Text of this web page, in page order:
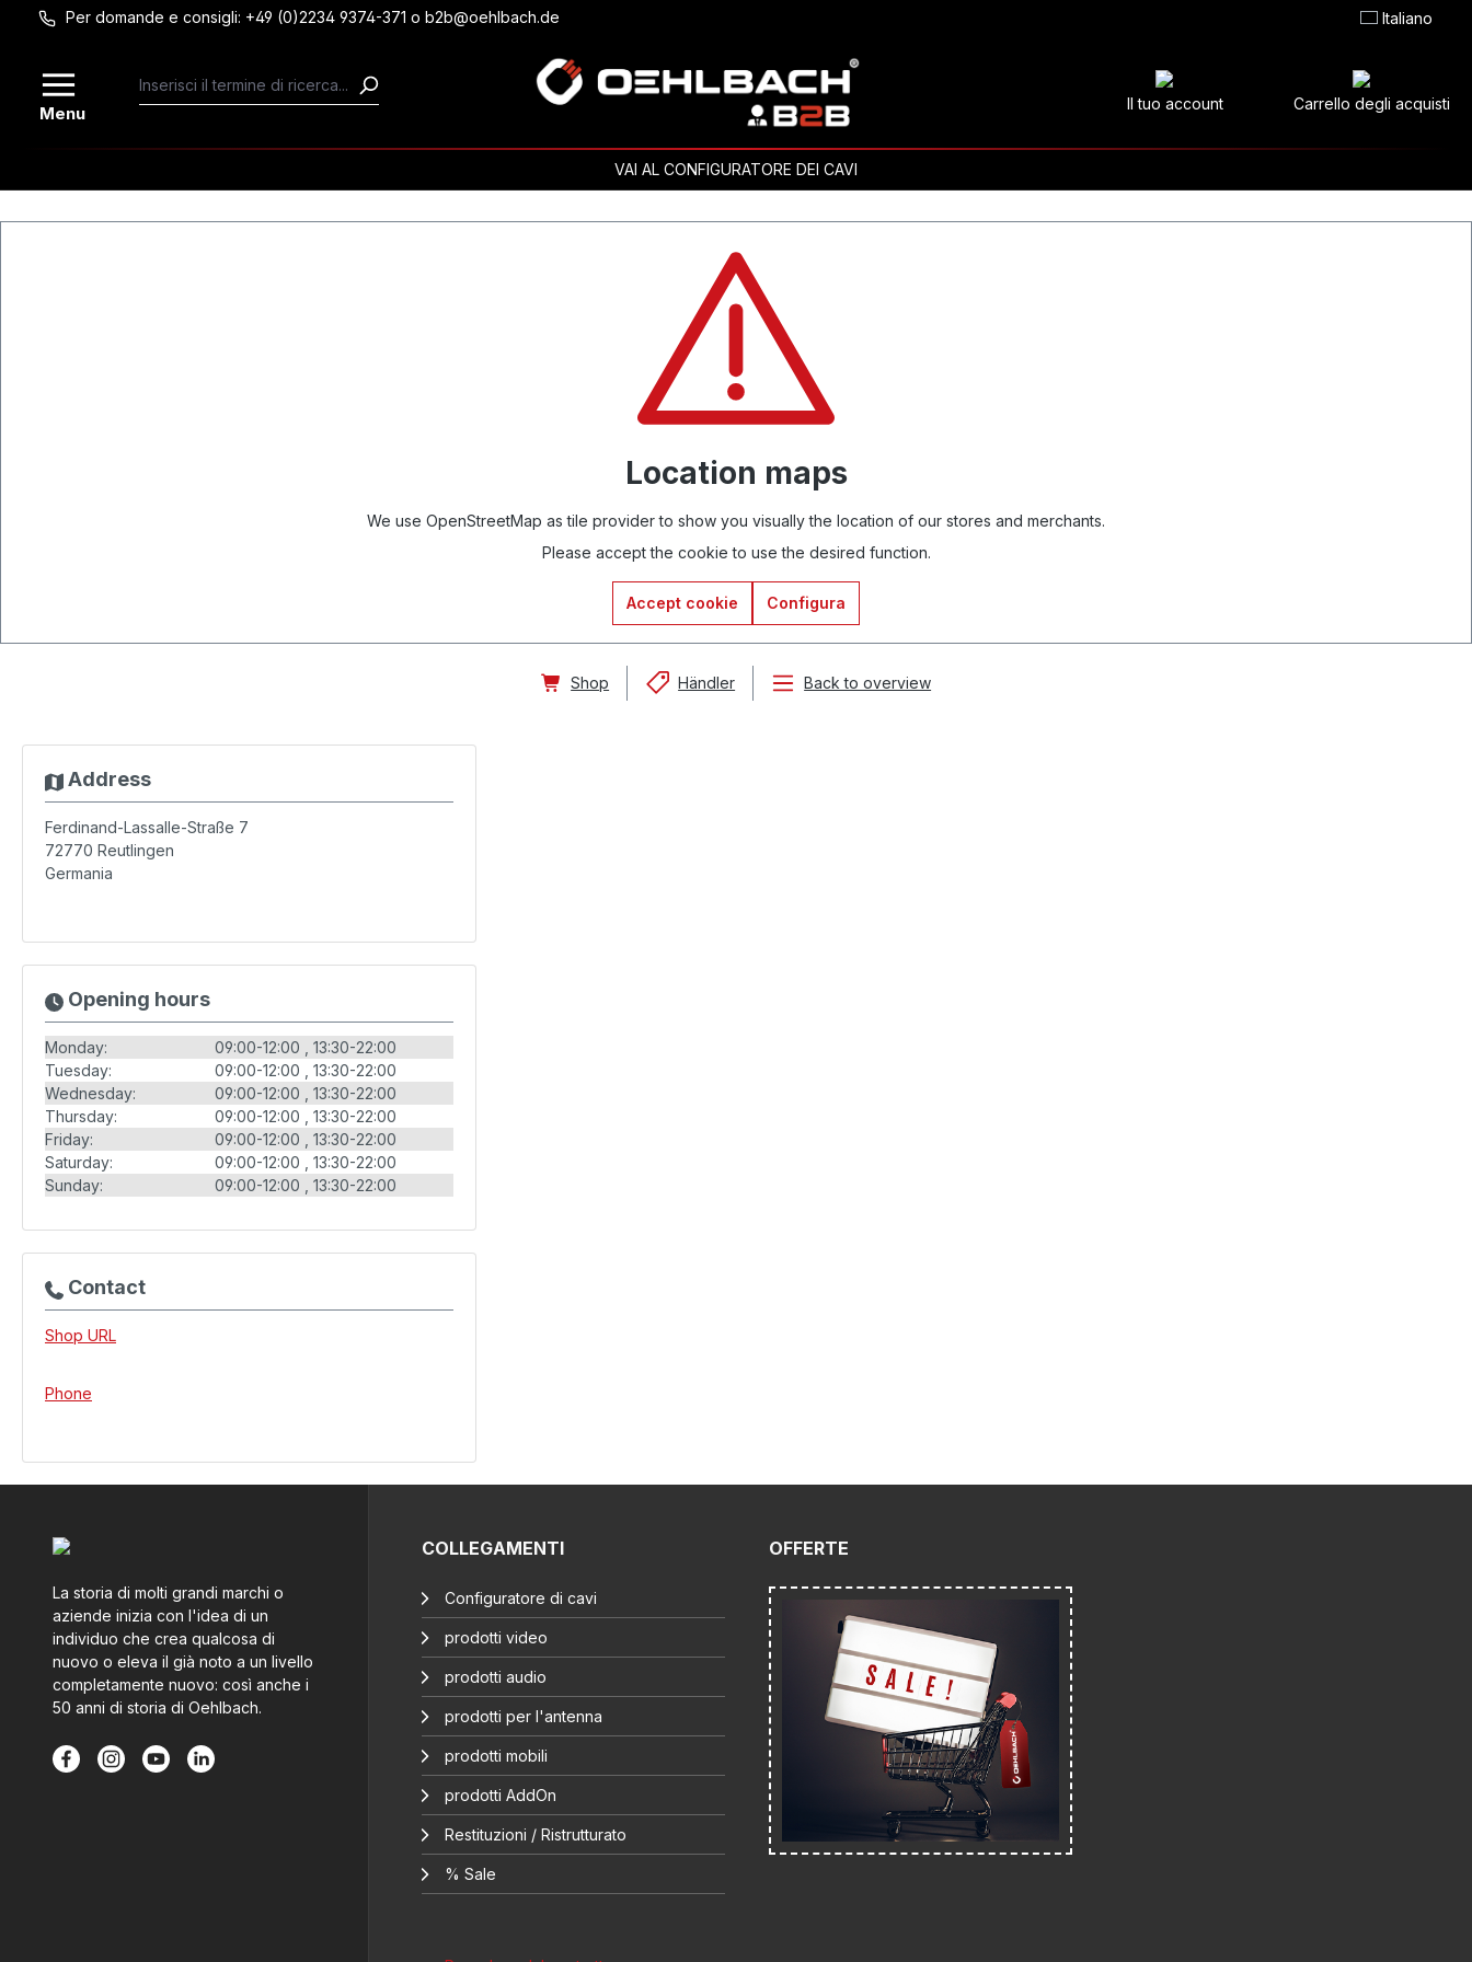
Passa al contenuto principale
Per domande e consigli: +49 (0)2234 9374-371 o b2b@oehlbach.de Italiano
Menu Il tuo account Carrello degli acquisti
VAI AL CONFIGURATORE DEI CAVI
Location maps
We use OpenStreetMap as tile provider to show you visually the location of our stores and merchants.
Please accept the cookie to use the desired function.
Accept cookie Configura
Shop Händler Back to overview
Address
Ferdinand-Lassalle-Straße 7
72770 Reutlingen
Germania
Opening hours
Monday: 09:00-12:00
13:30-22:00
Tuesday:
09:00-12:00
13:30-22:00
Wednesday:
09:00-12:00
13:30-22:00
Thursday:
09:00-12:00
13:30-22:00
Friday:
09:00-12:00
13:30-22:00
Saturday:
09:00-12:00
13:30-22:00
Sunday:
09:00-12:00 13:30-22:00
Contact
Shop URL
Phone
La storia di molti grandi marchi o
aziende inizia con l'idea di un
individuo che crea qualcosa di
nuovo o eleva il già noto a un livello
completamente nuovo: così anche i
50 anni di storia di Oehlbach.
COLLEGAMENTI
Configuratore di cavi
prodotti video
prodotti audio
prodotti per l'antenna
prodotti mobili
prodotti AddOn
Restituzioni / Ristrutturato
% Sale
OFFERTE